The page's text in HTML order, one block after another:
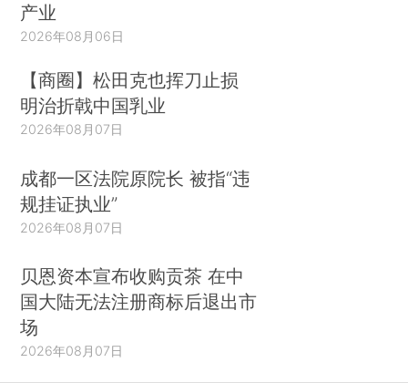
产业
2026年08月06日
【商圈】松田克也挥刀止损
明治折戟中国乳业
2026年08月07日
成都一区法院原院长 被指“违
规挂证执业”
2026年08月07日
贝恩资本宣布收购贡茶 在中
国大陆无法注册商标后退出市
场
2026年08月07日